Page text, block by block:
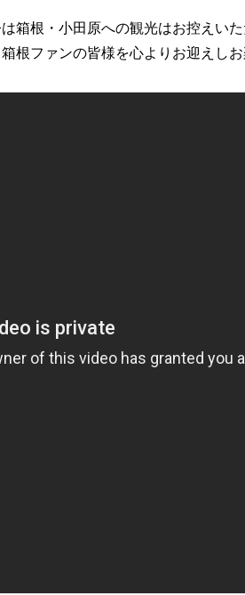
箱根・小田原への観光はお控えい
根ファンの皆様を心よりお迎えし